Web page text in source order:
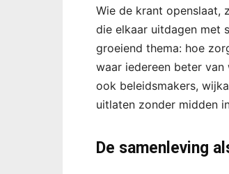
Wie de krant openslaat,
die elkaar uitdagen met
groeiend thema: hoe
waar iedereen beter
ook beleidsmakers,
uitlaten zonder midden
De samenleving